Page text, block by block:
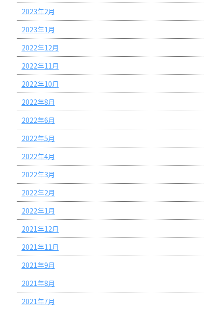
2023年2月
2023年1月
2022年12月
2022年11月
2022年10月
2022年8月
2022年6月
2022年5月
2022年4月
2022年3月
2022年2月
2022年1月
2021年12月
2021年11月
2021年9月
2021年8月
2021年7月